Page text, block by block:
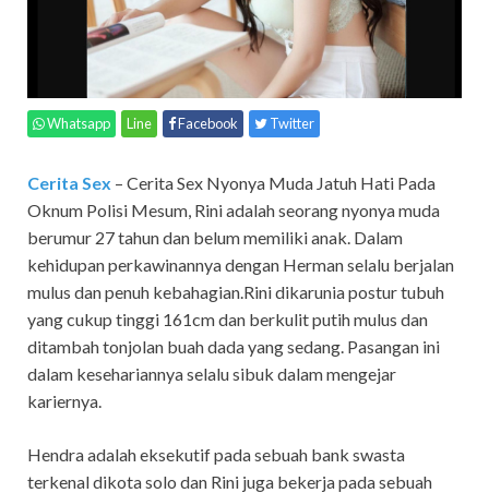
Whatsapp Line Facebook Twitter
Cerita Sex – Cerita Sex Nyonya Muda Jatuh Hati Pada
Oknum Polisi Mesum, Rini adalah seorang nyonya muda
berumur 27 tahun dan belum memiliki anak. Dalam
kehidupan perkawinannya dengan Herman selalu berjalan
mulus dan penuh kebahagian.Rini dikarunia postur tubuh
yang cukup tinggi 161cm dan berkulit putih mulus dan
ditambah tonjolan buah dada yang sedang. Pasangan ini
dalam kesehariannya selalu sibuk dalam mengejar
kariernya.
Hendra adalah eksekutif pada sebuah bank swasta
terkenal dikota solo dan Rini juga bekerja pada sebuah